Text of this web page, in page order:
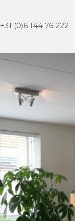
+31 (0)6 144 76 222